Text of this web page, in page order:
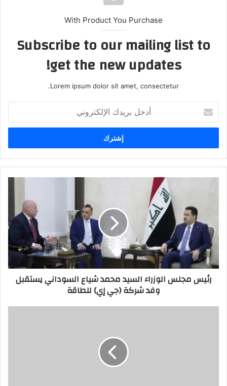
With Product You Purchase
Subscribe to our mailing list to
get the new updates!
Lorem ipsum dolor sit amet, consectetur.
بريدك
الإلكتروني
محمد
شياع
السوداني
يستقبل
وفد
شركة
رئيس مجلس الوزراء السيد محمد شياع السوداني يستقبل
وفد شركة (جي إي) للطاقة